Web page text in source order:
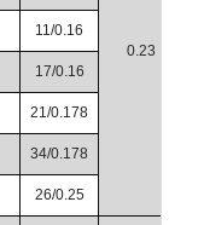
0.23
11/0.16
17/0.16
21/0.178
34/0.178
26/0.25